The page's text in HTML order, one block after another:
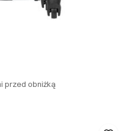
przed obniżką